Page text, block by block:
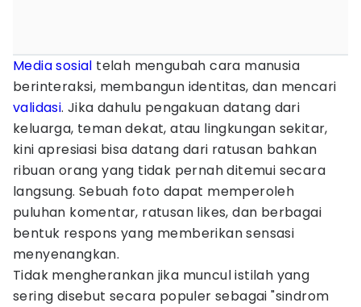
Media sosial telah mengubah cara manusia
berinteraksi, membangun identitas, dan mencari
validasi. Jika dahulu pengakuan datang dari
keluarga, teman dekat, atau lingkungan sekitar,
kini apresiasi bisa datang dari ratusan bahkan
ribuan orang yang tidak pernah ditemui secara
langsung. Sebuah foto dapat memperoleh
puluhan komentar, ratusan likes, dan berbagai
bentuk respons yang memberikan sensasi
menyenangkan.
Tidak mengherankan jika muncul istilah yang
sering disebut secara populer sebagai "sindrom